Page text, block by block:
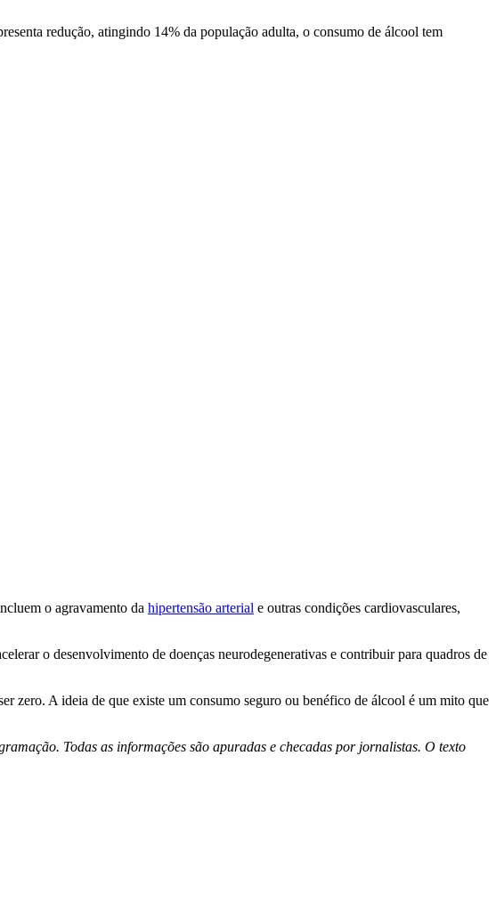
redução, atingindo 14% da população adulta, o consumo de álcool tem
o agravamento da hipertensão arterial e outras condições cardiovasculares,
o desenvolvimento de doenças neurodegenerativas e contribuir para quadros de
zero. A ideia de que existe um consumo seguro ou benéfico de álcool é um mito que
Todas as informações são apuradas e checadas por jornalistas. O texto